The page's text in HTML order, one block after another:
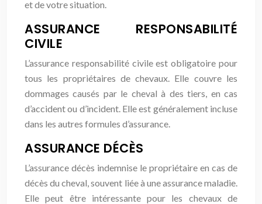
et de votre situation.
ASSURANCE RESPONSABILITÉ
CIVILE
L’assurance responsabilité civile est obligatoire pour
tous les propriétaires de chevaux. Elle couvre les
dommages causés par le cheval à des tiers, en cas
d’accident ou d’incident. Elle est généralement incluse
dans les autres formules d’assurance.
ASSURANCE DÉCÈS
L’assurance décès indemnise le propriétaire en cas de
décès du cheval, souvent liée à une assurance maladie.
Elle peut être intéressante pour les chevaux de